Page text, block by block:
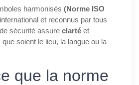
harmonisés (Norme ISO
et reconnus par tous
sécurité assure clarté et
que soient le lieu, la langue ou la
que la norme